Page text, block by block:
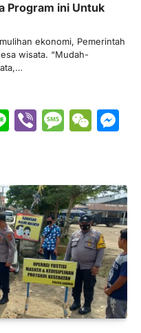
Program ini Untuk
ekonomi, Pemerintah
wisata. “Mudah-
LineViber